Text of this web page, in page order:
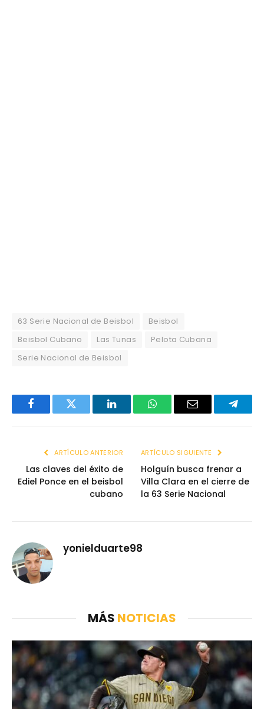
63 Serie Nacional de Beisbol
Beisbol
Beisbol Cubano
Las Tunas
Pelota Cubana
Serie Nacional de Beisbol
FacebookTwitter LinkedInWhatsAppEmail
ARTÍCULO ANTERIOR
Las claves del éxito de
Ediel Ponce en el beisbol
cubano
ARTÍCULO SIGUIENTE
Holguín busca frenar a
Villa Clara en el cierre de
la 63 Serie Nacional
yonielduarte98
MÁS NOTICIAS